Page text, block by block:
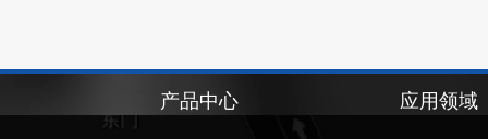
产品中心 应用领域